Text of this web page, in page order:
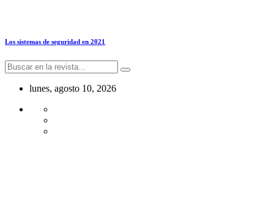
Los sistemas de seguridad en 2021
lunes, agosto 10, 2026